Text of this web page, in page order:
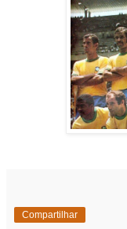
Compartilhar